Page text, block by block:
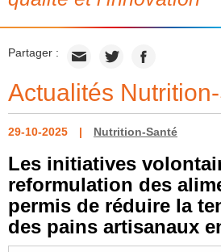
Partager :
Actualités
29-10-2025 Nutrition-Santé
Les initiatives
reformulation des
permis de réduire la
des pains artisanaux